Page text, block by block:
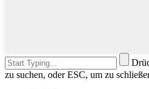
zu suchen, oder ESC, um zu